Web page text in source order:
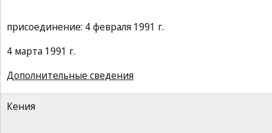
присоединение: 4 февраля 1991 г.
4 марта 1991 г.
Дополнительные сведения
Кения